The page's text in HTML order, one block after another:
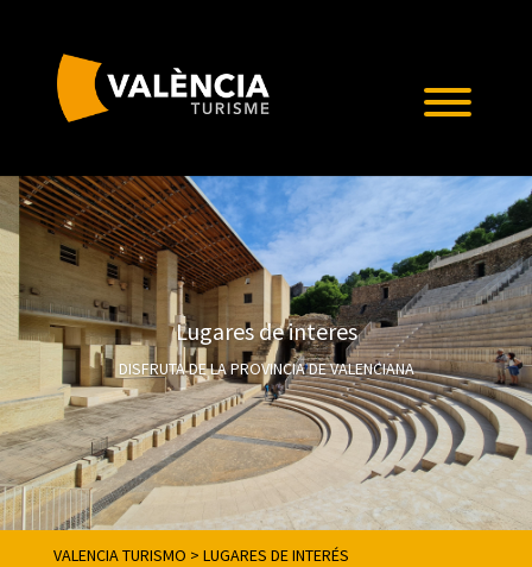
Lugares de interes
DISFRUTA DE LA PROVINCIA DE VALENCIANA
VALENCIA TURISMO > LUGARES DE INTERÉS